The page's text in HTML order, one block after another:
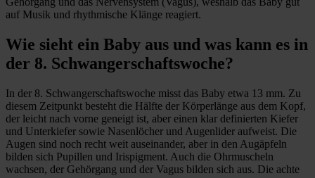
auf Musik und rhythmische Klänge reagiert.
Wie sieht ein Baby aus und was kann es in
der 8. Schwangerschaftswoche?
In der 8. Schwangerschaftswoche misst das Baby etwa 13 mm. Zu
diesem Zeitpunkt besteht die Hälfte der Körperlänge aus dem Kopf,
der leicht nach vorne geneigt ist, aber einen klar definierten Kiefer
und Unterkiefer sowie Nasenlöcher und Augenlider aufweist. Die
Augen sind noch recht weit auseinander, aber in den Augäpfeln
bilden sich Pupillen und Irispigment. Auch die Ohrmuscheln
wachsen, der Gehörgang und der Vagus bilden sich aus. Die achte